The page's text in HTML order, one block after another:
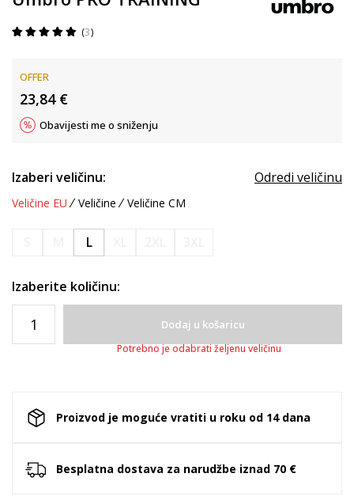
3
OFFER
23,84 €
Obavijesti me o sniženju
Izaberi veličinu: Odredi veličinu
Veličine EU Veličine Veličine CM
L
Izaberite količinu:
Dodaj u košaricu
Potrebno je odabrati željenu veličinu
Proizvod je moguće vratiti u roku od 14 dana
Besplatna dostava za narudžbe iznad 70 €